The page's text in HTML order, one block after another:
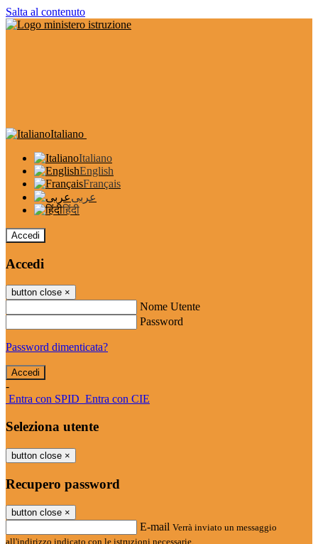
Salta al contenuto
Italiano
Italiano
English
Français
عربى
हिंदी
Accedi
Accedi
button close ×
Nome Utente
Password
Password dimenticata?
-
Entra con SPID Entra con CIE
Seleziona utente
button close ×
Recupero password
button close ×
E-mail Verrà inviato un messaggio
all'indirizzo indicato con le istruzioni necessarie.